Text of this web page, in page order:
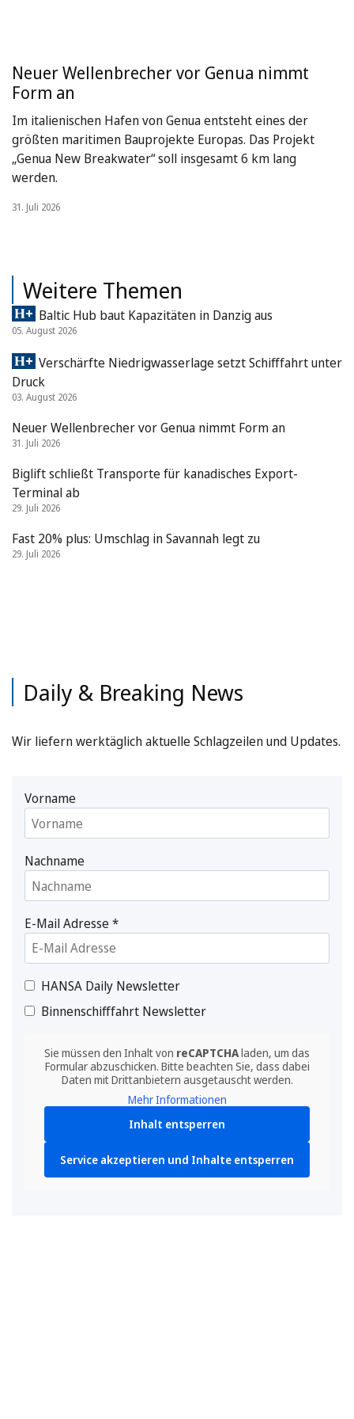
Neuer Wellenbrecher vor Genua nimmt
Form an
Im italienischen Hafen von Genua entsteht eines der
größten maritimen Bauprojekte Europas. Das Projekt
„Genua New Breakwater“ soll insgesamt 6 km lang
werden.
31. Juli 2026
Weitere Themen
Baltic Hub baut Kapazitäten in Danzig aus
05. August 2026
Verschärfte Niedrigwasserlage setzt Schifffahrt unter
Druck
03. August 2026
Neuer Wellenbrecher vor Genua nimmt Form an
31. Juli 2026
Biglift schließt Transporte für kanadisches Export-
Terminal ab
29. Juli 2026
Fast 20% plus: Umschlag in Savannah legt zu
29. Juli 2026
Daily & Breaking News
Wir liefern werktäglich aktuelle Schlagzeilen und Updates.
Vorname
Nachname
E-Mail Adresse*
HANSA Daily Newsletter
Binnenschifffahrt Newsletter
Sie müssen den Inhalt von reCAPTCHAladen, um das
Formular abzuschicken. Bitte beachten Sie, dass dabei
Daten mit Drittanbietern ausgetauscht werden.
Mehr Informationen
Inhalt entsperren
Service akzeptieren und Inhalte entsperren